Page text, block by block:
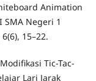
Animation
SMA Negeri 1
15–22.
Tic-Tac-
Lari Jarak